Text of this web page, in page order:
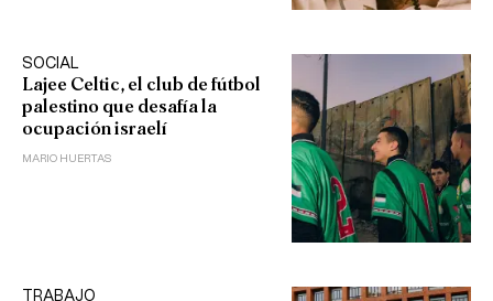
SOCIAL
Lajee Celtic, el club de fútbol
palestino que desafía la
ocupación israelí
MARIO HUERTAS
TRABAJO